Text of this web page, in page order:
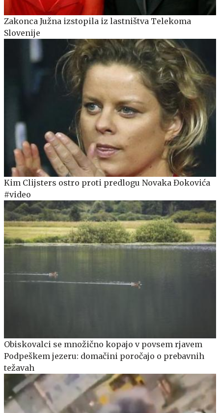
Zakonca Južna izstopila iz lastništva Telekoma
Slovenije
Kim Clijsters ostro proti predlogu Novaka Đokovića
#video
Obiskovalci se množično kopajo v povsem rjavem
Podpeškem jezeru: domačini poročajo o prebavnih
težavah